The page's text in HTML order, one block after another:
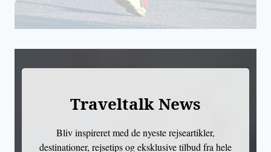
Traveltalk News
Bliv inspireret med de nyeste rejseartikler,
destinationer, rejsetips og eksklusive tilbud fra hele